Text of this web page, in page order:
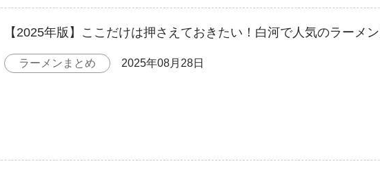
【2025年版】ここだけは押さえておきたい！白河で人気のラーメ
ラーメンまとめ 2025年08月28日